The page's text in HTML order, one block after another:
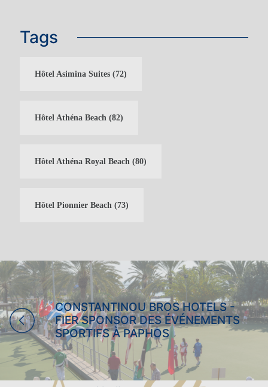
MARIAGES
Tags
Hôtel Asimina Suites(72)
Hôtel Athéna Beach (82)
Hôtel Athéna Royal Beach (80)
Hôtel Pionnier Beach (73)
CONSTANTINOU BROS HOTELS -
FIER SPONSOR DES ÉVÉNEMENTS
SPORTIFS À PAPHOS